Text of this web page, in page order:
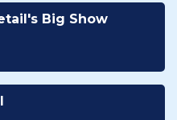
Big Show